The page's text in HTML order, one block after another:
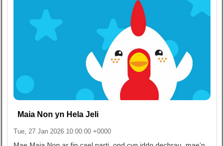
Maia Non yn Hela Jeli
Tue, 27 Jan 2026 10:00:00 +0000